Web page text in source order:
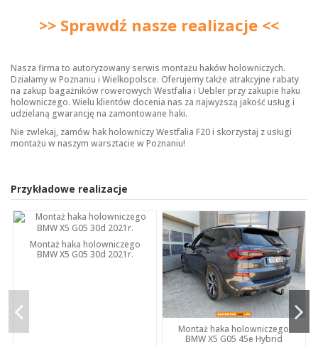
>> Sprawdź nasze realizacje <<
Nasza firma to autoryzowany serwis montażu haków holowniczych.
Działamy w Poznaniu i Wielkopolsce. Oferujemy także atrakcyjne rabaty
na zakup bagażników rowerowych Westfalia i Uebler przy zakupie haku
holowniczego. Wielu klientów docenia nas za najwyższą jakość usług i
udzielaną gwarancję na zamontowane haki.
Nie zwlekaj, zamów hak holowniczy Westfalia F20 i skorzystaj z usługi
montażu w naszym warsztacie w Poznaniu!
Przykładowe realizacje
Montaż haka holowniczego
BMW X5 G05 30d 2021r.
Montaż haka holowniczego
BMW X5 G05 45e Hybrid